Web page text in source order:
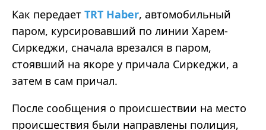
Как передает TRT Haber, автомобильный
паром, курсировавший по линии Харем-
Сиркеджи, сначала врезался в паром,
стоявший на якоре у причала Сиркеджи, а
затем в сам причал.
После сообщения о происшествии на место
происшествия были направлены полиция,